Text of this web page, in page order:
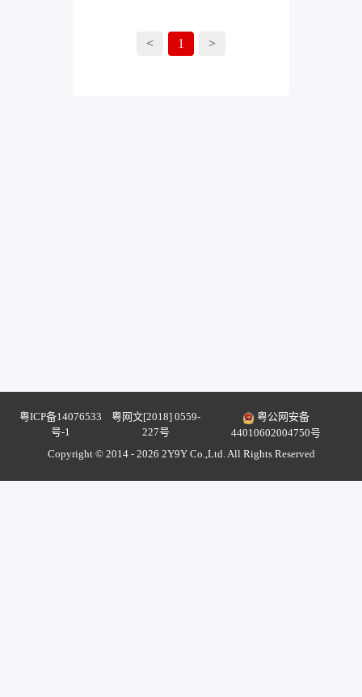
< 1 >
粤ICP备14076533
号-1
粤网文[2018] 0559-
227号
粤公网安备
44010602004750号
Copyright © 2014 - 2026 2Y9Y Co.,Ltd. All Rights Reserved